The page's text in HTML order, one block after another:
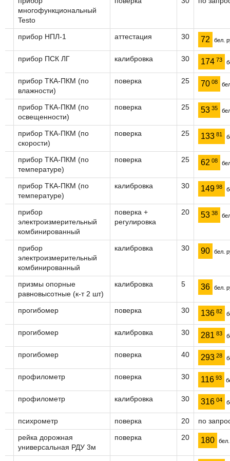
многофункциональный
Testo
прибор НПЛ-1 аттестация 30 72 бел.
прибор ПСК ЛГ калибровка 30 174 73
прибор ТКА-ПКМ (по
влажности)
поверка 25 70 08
прибор ТКА-ПКМ (по
освещенности)
поверка 25 53 35
прибор ТКА-ПКМ (по
скорости)
поверка 25 133 81
прибор ТКА-ПКМ (по
температуре)
поверка 25 62 08
прибор ТКА-ПКМ (по
температуре)
калибровка 30 149 98
прибор
электроизмерительный
комбинированный
поверка +
регулировка
20 53 38
прибор
электроизмерительный
комбинированный
калибровка 30 90 бел.
призмы опорные
равновысотные (к-т 2 шт)
калибровка 5 36 бел.
прогибомер поверка 30 136 82
прогибомер калибровка 30 281 83
прогибомер поверка 40 293 28
профилометр поверка 30 116 93
профилометр калибровка 30 316 04
психрометр поверка 20
по
рейка дорожная
универсальная РДУ 3м
поверка 20 180